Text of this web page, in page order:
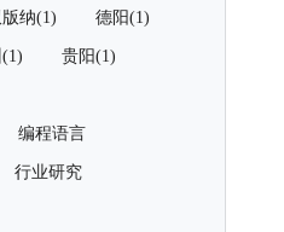
纳(1) 德阳(1)
贵阳(1)
编程语言
行业研究